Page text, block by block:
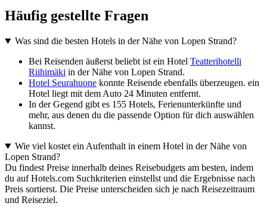
Häufig gestellte Fragen
Was sind die besten Hotels in der Nähe von Lopen Strand?
Bei Reisenden äußerst beliebt ist ein Hotel Teatterihotelli
Riihimäki in der Nähe von Lopen Strand.
Hotel Seurahuone konnte Reisende ebenfalls überzeugen. ein
Hotel liegt mit dem Auto 24 Minuten entfernt.
In der Gegend gibt es 155 Hotels, Ferienunterkünfte und
mehr, aus denen du die passende Option für dich auswählen
kannst.
Wie viel kostet ein Aufenthalt in einem Hotel in der Nähe von
Lopen Strand?
Du findest Preise innerhalb deines Reisebudgets am besten, indem
du auf Hotels.com Suchkriterien einstellst und die Ergebnisse nach
Preis sortierst. Die Preise unterscheiden sich je nach Reisezeitraum
und Reiseziel.